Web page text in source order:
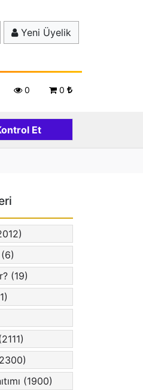
Yeni Üyelik
0
0
(19)
(1900)